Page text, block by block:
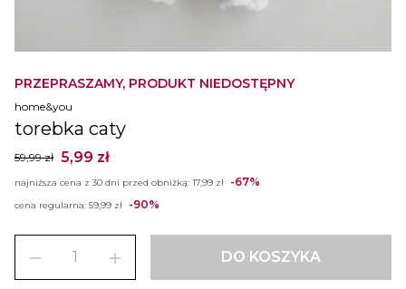
PRZEPRASZAMY, PRODUKT NIEDOSTĘPNY
home&you
torebka caty
59,99 zł 5,99 zł
najniższa cena z 30 dni przed obniżką: 17,99 zł -67%
cena regularna: 59,99 zł -90%
remove add DO KOSZYKA